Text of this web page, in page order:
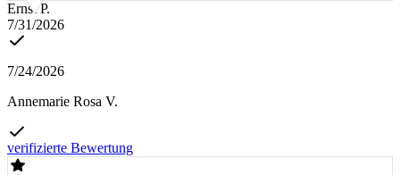
Ernst P.
7/31/2026
7/24/2026
Annemarie Rosa V.
verifizierte Bewertung